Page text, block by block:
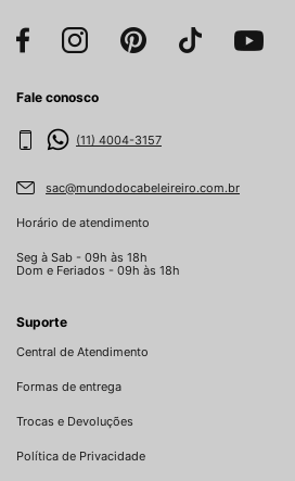
Fale conosco
(11) 4004-3157
sac@mundodocabeleireiro.com.br
Horário de atendimento
Seg à Sab - 09h às 18h
Dom e Feriados - 09h às 18h
Suporte
Central de Atendimento
Formas de entrega
Trocas e Devoluções
Política de Privacidade